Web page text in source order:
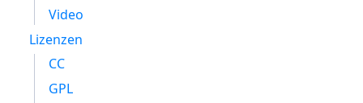
Video
Lizenzen
CC
GPL